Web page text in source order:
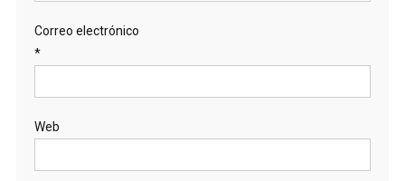
Correo electrónico
*
Web